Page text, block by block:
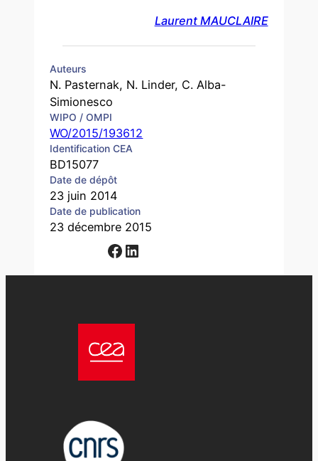
Auteurs
N. Pasternak, N. Linder, C. Alba-
Simionesco
WIPO / OMPI
WO/2015/193612
Identification CEA
BD15077
Date de dépôt
23 juin 2014
Date de publication
23 décembre 2015
Facebook LinkedIn
Laurent MAUCLAIRE